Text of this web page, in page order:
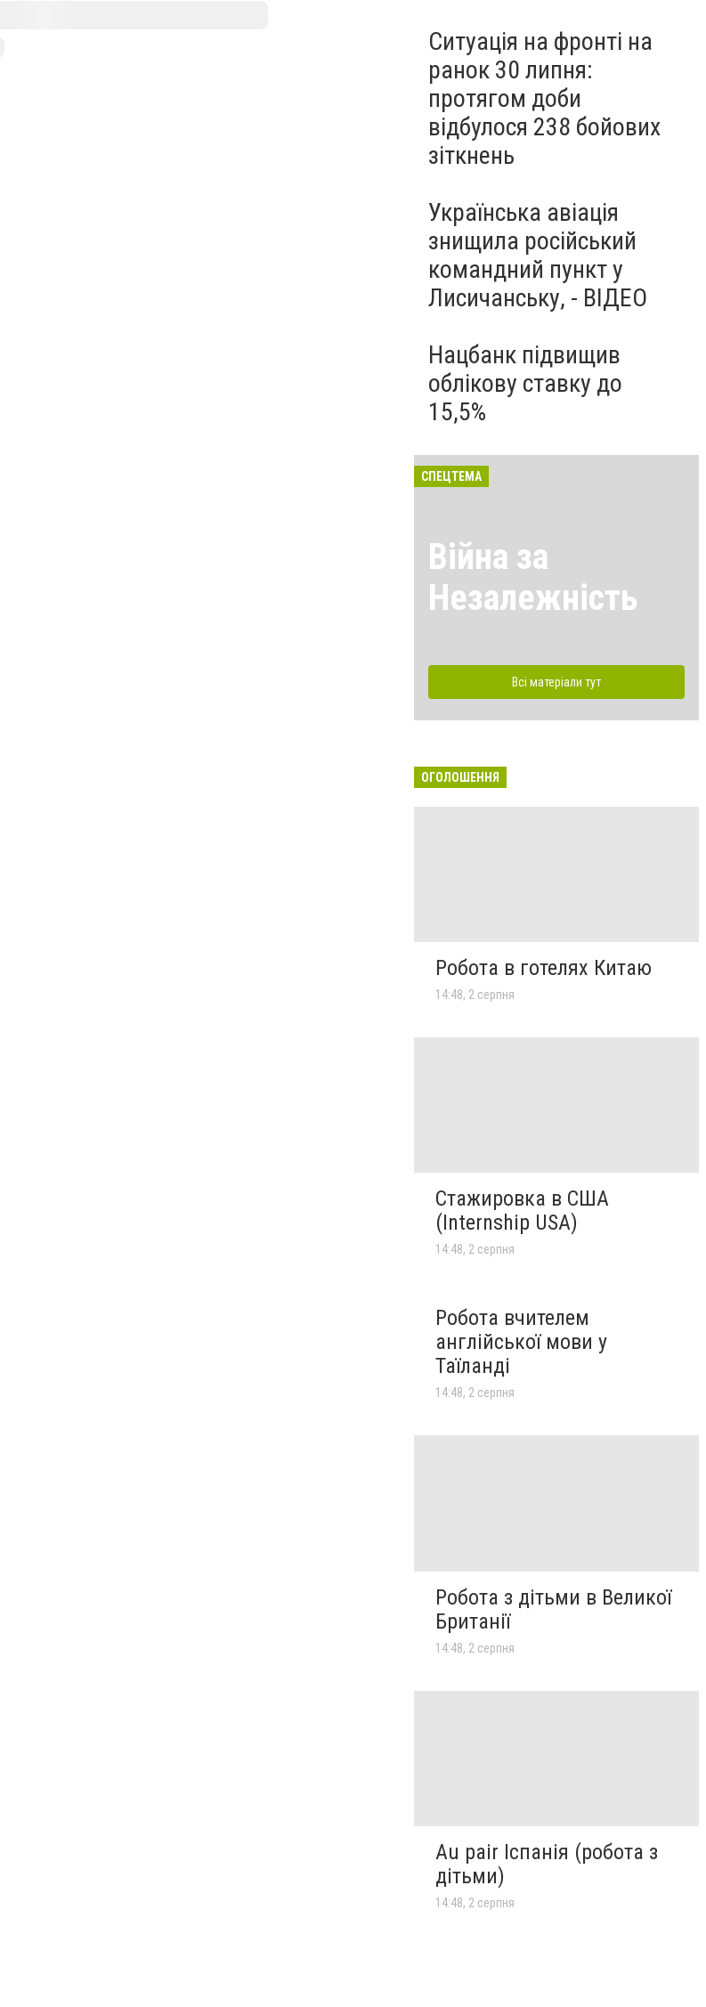
Ситуація на фронті на
ранок 30 липня:
протягом доби
відбулося 238 бойових
зіткнень
Українська авіація
знищила російський
командний пункт у
Лисичанську, - ВІДЕО
Нацбанк підвищив
облікову ставку до
15,5%
СПЕЦТЕМА
Війна за
Незалежність
Всі матеріали тут
ОГОЛОШЕННЯ
Робота в готелях Китаю
14:48, 2 серпня
Стажировка в США
(Internship USA)
14:48, 2 серпня
Робота вчителем
англійської мови у
Таїланді
14:48, 2 серпня
Робота з дітьми в Великої
Британії
14:48, 2 серпня
Au pair Іспанія (робота з
дітьми)
14:48, 2 серпня